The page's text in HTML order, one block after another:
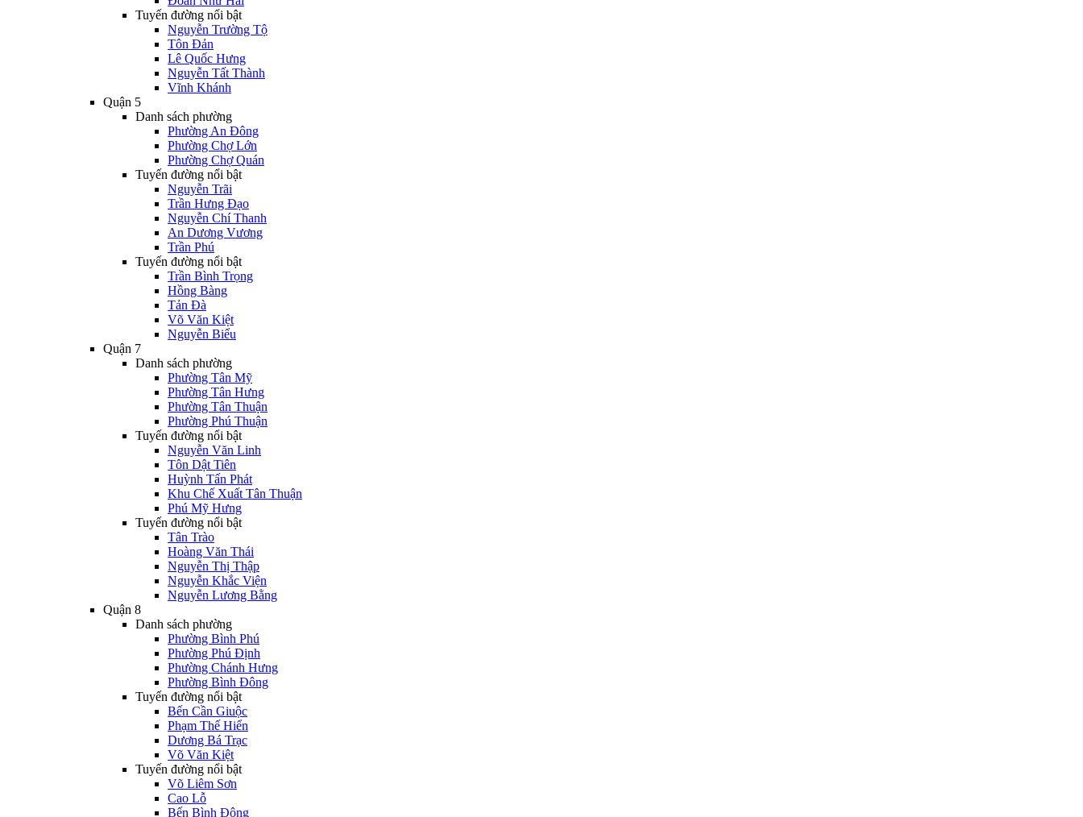
Tuyến đường nổi bật
Nguyễn Trường Tộ
Tôn Đản
Lê Quốc Hưng
Nguyễn Tất Thành
Vĩnh Khánh
Quận 5
Danh sách phường
Phường An Đông
Phường Chợ Lớn
Phường Chợ Quán
Tuyến đường nổi bật
Nguyễn Trãi
Trần Hưng Đạo
Nguyễn Chí Thanh
An Dương Vương
Trần Phú
Tuyến đường nổi bật
Trần Bình Trọng
Hồng Bàng
Tản Đà
Võ Văn Kiệt
Nguyễn Biểu
Quận 7
Danh sách phường
Phường Tân Mỹ
Phường Tân Hưng
Phường Tân Thuận
Phường Phú Thuận
Tuyến đường nổi bật
Nguyễn Văn Linh
Tôn Dật Tiên
Huỳnh Tấn Phát
Khu Chế Xuất Tân Thuận
Phú Mỹ Hưng
Tuyến đường nổi bật
Tân Trào
Hoàng Văn Thái
Nguyễn Thị Thập
Nguyễn Khắc Viện
Nguyễn Lương Bằng
Quận 8
Danh sách phường
Phường Bình Phú
Phường Phú Định
Phường Chánh Hưng
Phường Bình Đông
Tuyến đường nổi bật
Bến Cần Giuộc
Phạm Thế Hiển
Dương Bá Trạc
Võ Văn Kiệt
Tuyến đường nổi bật
Võ Liêm Sơn
Cao Lỗ
Bến Bình Đông